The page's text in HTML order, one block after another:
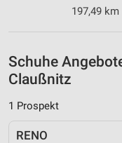
197,49 km
Schuhe
Claußnitz
1 Prospekt
RENO